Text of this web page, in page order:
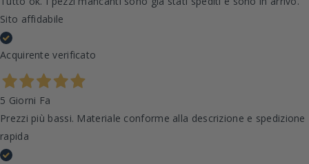
Sito affidabile
Acquirente verificato
5 Giorni Fa
Prezzi più bassi. Materiale conforme alla descrizione e spedizione
rapida